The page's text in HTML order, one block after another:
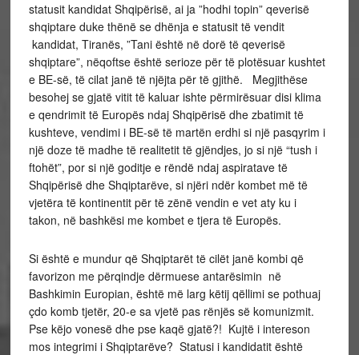
statusit kandidat Shqipërisë, ai ja ”hodhi topin” qeverisë
shqiptare duke thënë se dhënja e statusit të vendit
kandidat, Tiranës, ”Tani është në dorë të qeverisë
shqiptare”, nëqoftse është serioze për të plotësuar kushtet
e BE-së, të cilat janë të njëjta për të gjithë. Megjithëse
besohej se gjatë vitit të kaluar ishte përmirësuar disi klima
e qendrimit të Europës ndaj Shqipërisë dhe zbatimit të
kushteve, vendimi i BE-së të martën erdhi si një pasqyrim i
një doze të madhe të realitetit të gjëndjes, jo si një “tush i
ftohët”, por si një goditje e rëndë ndaj aspiratave të
Shqipërisë dhe Shqiptarëve, si njëri ndër kombet më të
vjetëra të kontinentit për të zënë vendin e vet aty ku i
takon, në bashkësi me kombet e tjera të Europës.
Si është e mundur që Shqiptarët të cilët janë kombi që
favorizon me përqindje dërmuese antarësimin në
Bashkimin Europian, është më larg këtij qëllimi se pothuaj
çdo komb tjetër, 20-e sa vjetë pas rënjës së komunizmit.
Pse këjo vonesë dhe pse kaqë gjatë?! Kujtë i intereson
mos integrimi i Shqiptarëve? Statusi i kandidatit është